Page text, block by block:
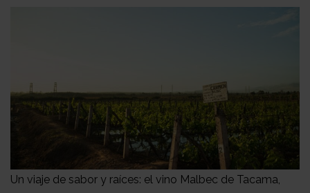
Un viaje de sabor y raíces: el vino Malbec de Tacama,